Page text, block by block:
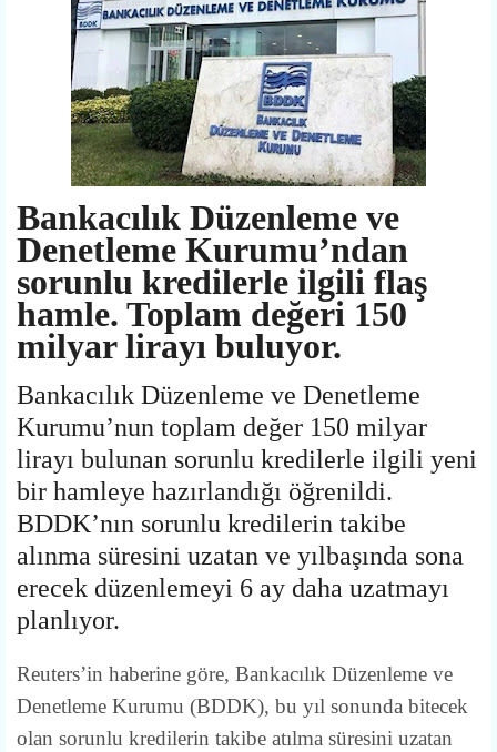
Bankacılık Düzenleme ve
Denetleme Kurumu’ndan
sorunlu kredilerle ilgili flaş
hamle. Toplam değeri 150
milyar lirayı buluyor.
Bankacılık Düzenleme ve Denetleme
Kurumu’nun toplam değer 150 milyar
lirayı bulunan sorunlu kredilerle ilgili yeni
bir hamleye hazırlandığı öğrenildi.
BDDK’nın sorunlu kredilerin takibe
alınma süresini uzatan ve yılbaşında sona
erecek düzenlemeyi 6 ay daha uzatmayı
planlıyor.
Reuters’in haberine göre, Bankacılık Düzenleme ve
Denetleme Kurumu (BDDK), bu yıl sonunda bitecek
olan sorunlu kredilerin takibe atılma süresini uzatan